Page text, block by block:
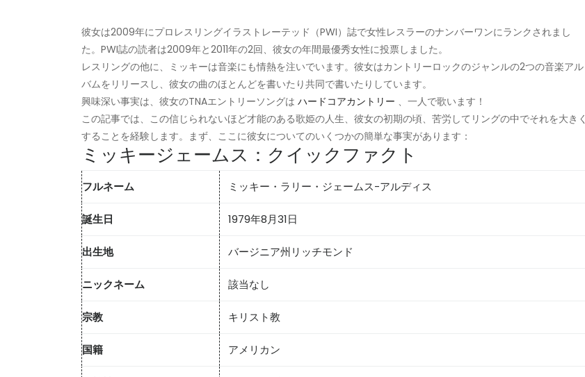
彼女は2009年にプロレスリングイラストレーテッド（PWI）誌で女性レスラーのナンバーワンにランクされまし
た。PWI誌の読者は2009年と2011年の2回、彼女の年間最優秀女性に投票しました。
レスリングの他に、ミッキーは音楽にも情熱を注いでいます。彼女はカントリーロックのジャンルの2つの音楽アル
バムをリリースし、彼女の曲のほとんどを書いたり共同で書いたりしています。
興味深い事実は、彼女のTNAエントリーソングは ハードコアカントリー 、一人で歌います！
この記事では、この信じられないほど才能のある歌姫の人生、彼女の初期の頃、苦労してリングの中でそれを大きく
することを経験します。まず、ここに彼女についてのいくつかの簡単な事実があります：
ミッキージェームス：クイックファクト
フルネーム ミッキー・ラリー・ジェームス-アルディス
誕生日 1979年8月31日
出生地 バージニア州リッチモンド
ニックネーム 該当なし
宗教 キリスト教
国籍 アメリカン